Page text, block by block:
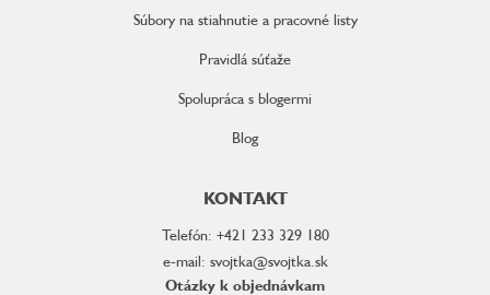
Súbory na stiahnutie a pracovné listy
Pravidlá súťaže
Spolupráca s blogermi
Blog
KONTAKT
Telefón: +421 233 329 180
e-mail: svojtka@svojtka.sk
Otázky k objednávkam